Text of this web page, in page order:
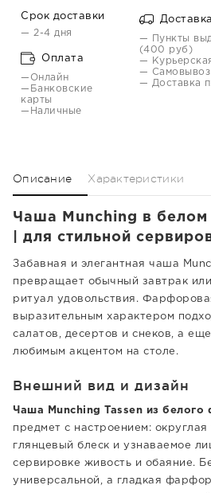
Срок доставки
— 2-4 дня
Оплата
—Онлайн
—Банковские
карты
—Наличные
— Пункты
(400 руб)
—
— Самовывоз
— Доставка
Описание Характеристики
Чаша Munching в
| для стильной
Забавная и элегантная чаша
превращает обычный завтрак
ритуал удовольствия.
выразительным характером
салатов, десертов и снеков, а
любимым акцентом на столе.
Внешний вид и дизайн
Чаша Munching Tassen из
предмет с настроением:
глянцевый блеск и узнаваемое
сервировке живость и обаяние.
универсальной, а гладкая